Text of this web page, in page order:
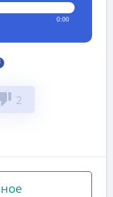
0:00
2